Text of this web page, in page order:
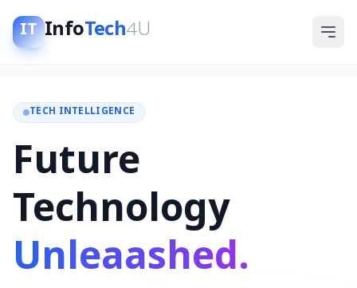
IT InfoTech4U
TECH INTELLIGENCE
Future
Technology
Unleaashed.